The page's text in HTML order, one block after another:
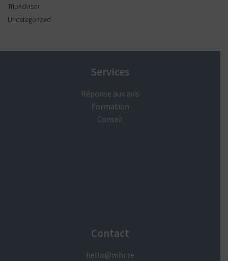
TripAdvisor
Uncategorized
Services
Réponse aux avis
Formation
Conseil
Contact
hello@mhr.re